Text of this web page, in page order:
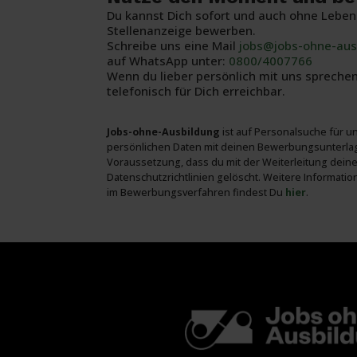
Du kannst Dich sofort und auch ohne
Stellenanzeige bewerben.
Schreibe uns eine Mail jobs@jobs-ohne-
auf WhatsApp unter: 0800/4007766
Wenn du lieber persönlich mit uns
telefonisch für Dich erreichbar.
Jobs-ohne-Ausbildung ist auf Personal­suche für
persön­lichen Daten mit deinen
Voraus­setzung, dass du mit der Weiter­leitung
Daten­schutz­richt­linien gelöscht. Weitere
im Bewerbungs­verfahren findest Du hier.